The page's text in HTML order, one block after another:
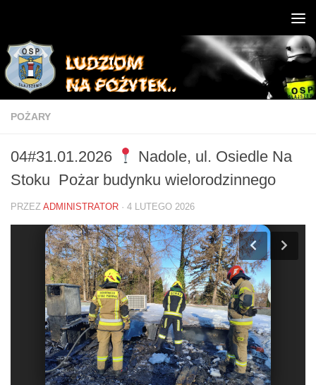
POŻARY
04#31.01.2026
Nadole, ul. Osiedle Na
Stoku Pożar budynku wielorodzinnego
PRZEZ ADMINISTRATOR · 4 LUTEGO 2026